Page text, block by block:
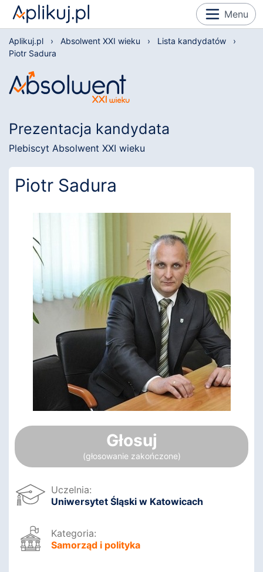
Menu
Aplikuj.pl › Absolwent XXI wieku › Lista kandydatów
›
Piotr Sadura
Prezentacja kandydata
Plebiscyt Absolwent XXI wieku
Piotr Sadura
Głosuj
(głosowanie zakończone)
Uczelnia:
Uniwersytet Śląski w Katowicach
Kategoria:
Samorząd i polityka